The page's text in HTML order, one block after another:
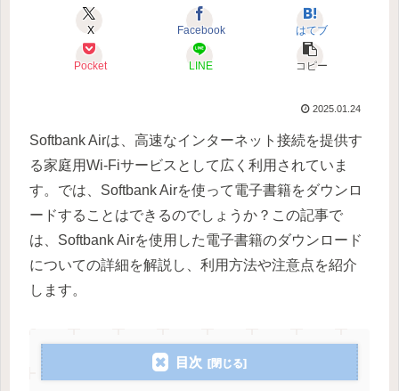
X Facebook はてブ
Pocket LINE コピー
2025.01.24
Softbank Airは、高速なインターネット接続を提供す
る家庭用Wi-Fiサービスとして広く利用されていま
す。では、Softbank Airを使って電子書籍をダウンロ
ードすることはできるのでしょうか？この記事で
は、Softbank Airを使用した電子書籍のダウンロード
についての詳細を解説し、利用方法や注意点を紹介
します。
目次